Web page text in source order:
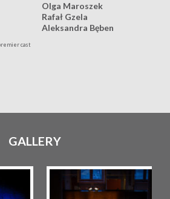
Olga Maroszek
Rafał Gzela
Aleksandra Bęben
cast
GALLERY